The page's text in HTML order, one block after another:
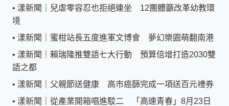
• 漾新聞｜兒虐零容忍也拒絕連坐 12團體籲改革幼教環
境
• 漾新聞｜蜜柑站長五度進軍文博會 夢幻樂園萌翻南港
• 漾新聞｜賴瑞隆推雙語七大行動 預算倍增打造2030雙
語之都
• 漾新聞｜父親節送健康 高市癌篩完成一項送百元禮券
• 漾新聞｜從產業開箱唱進駁二 「高速青春」8月23日